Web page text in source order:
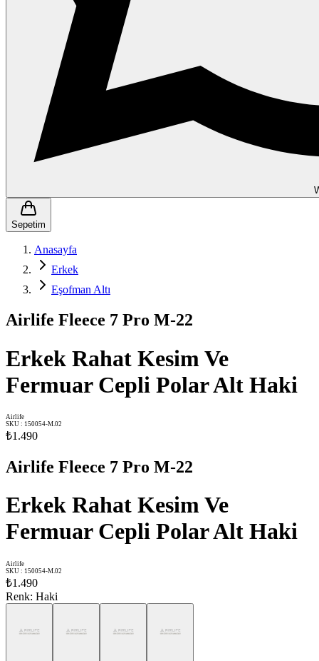
Sepetim
Anasayfa
Erkek
Eşofman Altı
Airlife Fleece 7 Pro M-22
Erkek Rahat Kesim Ve
Fermuar Cepli Polar Alt Haki
Airlife
SKU : 150054-M.02
₺1.490
Airlife Fleece 7 Pro M-22
Erkek Rahat Kesim Ve
Fermuar Cepli Polar Alt Haki
Airlife
SKU : 150054-M.02
₺1.490
Renk: Haki